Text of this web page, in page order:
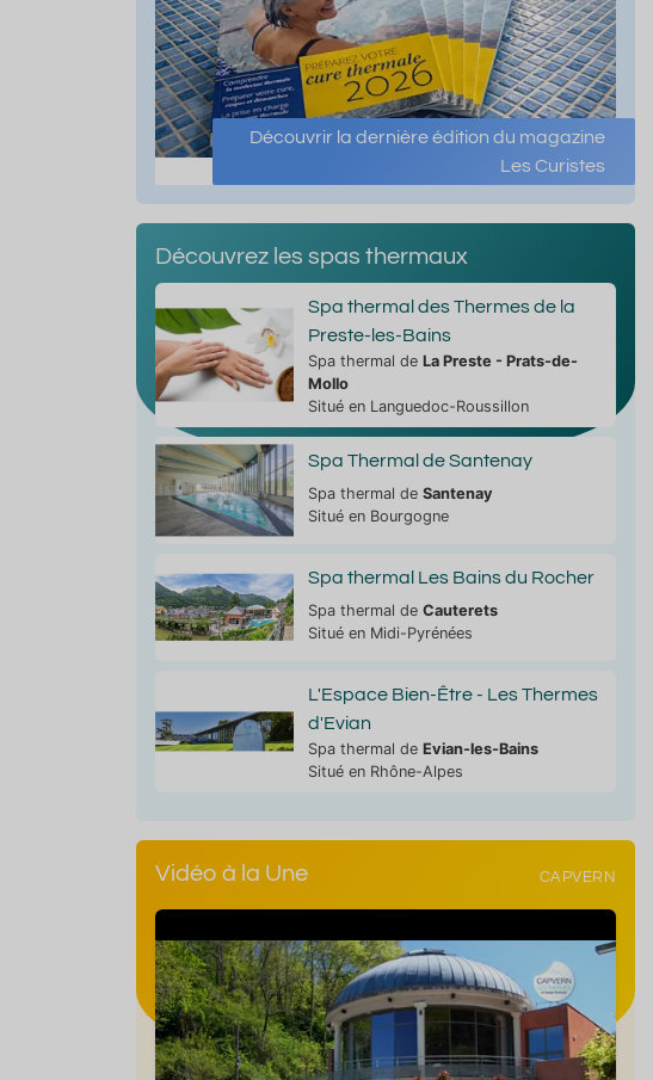
Découvrir la dernière édition du magazine
Les Curistes
Découvrez les spas thermaux
Spa thermal des Thermes de la
Preste-les-Bains
Spa thermal de La Preste - Prats-de-
Mollo
Situé en Languedoc-Roussillon
Spa Thermal de Santenay
Spa thermal de Santenay
Situé en Bourgogne
Spa thermal Les Bains du Rocher
Spa thermal de Cauterets
Situé en Midi-Pyrénées
L'Espace Bien-Être - Les Thermes
d'Evian
Spa thermal de Evian-les-Bains
Situé en Rhône-Alpes
Vidéo à la Une CAPVERN